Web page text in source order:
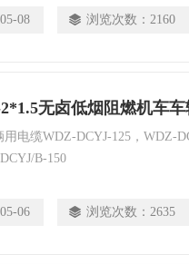
DCKP-125 交联聚乙烯绝缘
08 浏览次数： 2160
无卤低烟阻燃机车
电缆WDZ-DCYJ-125，WDZ-
B-150
06 浏览次数： 2635